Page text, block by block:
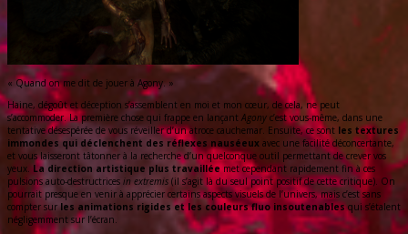
« Quand on me dit de jouer à Agony. »
Haine, dégoût et déception s’assemblent en moi et mon cœur, de cela, ne peut
s’accommoder. La première chose qui frappe en lançant Agony c’est vous-même, dans une
tentative désespérée de vous réveiller d’un atroce cauchemar. Ensuite, ce sont les textures
immondes qui déclenchent des réflexes nauséeux avec une facilité déconcertante,
et vous laisseront tâtonner à la recherche d’un quelconque outil permettant de crever vos
yeux. La direction artistique plus travaillée met cependant rapidement fin à ces
pulsions auto-destructrices in extremis (il s’agit là du seul point positif de cette critique). On
pourrait presque en venir à apprécier certains aspects visuels de l’univers, mais c’est sans
compter surles animations rigides et les couleurs fluo insoutenablesqui s’étalent
négligemment sur l’écran.